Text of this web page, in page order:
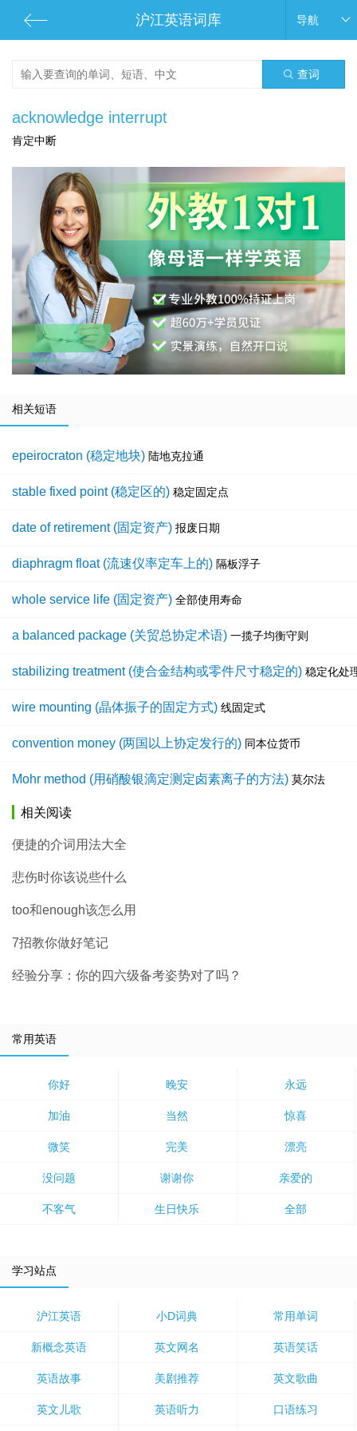
沪江英语词库 导航
查词
acknowledge interrupt
肯定中断
相关短语
epeirocraton (稳定地块) 陆地克拉通
stable fixed point (稳定区的) 稳定固定点
date of retirement (固定资产) 报废日期
diaphragm float (流速仪率定车上的) 隔板浮子
whole service life (固定资产) 全部使用寿命
a balanced package (关贸总协定术语) 一揽子均衡守则
stabilizing treatment (使合金结构或零件尺寸稳定的) 稳定化处
wire mounting (晶体振子的固定方式) 线固定式
convention money (两国以上协定发行的) 同本位货币
Mohr method (用硝酸银滴定测定卤素离子的方法) 莫尔法
相关阅读
便捷的介词用法大全
悲伤时你该说些什么
too和enough该怎么用
7招教你做好笔记
经验分享：你的四六级备考姿势对了吗？
常用英语
你好 晚安 永远
加油 当然 惊喜
微笑 完美 漂亮
没问题 谢谢你 亲爱的
不客气 生日快乐 全部
学习站点
沪江英语 小D词典 常用单词
新概念英语 英文网名 英语笑话
英语故事 美剧推荐 英文歌曲
英文儿歌 英语听力 口语练习